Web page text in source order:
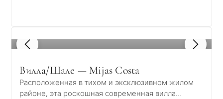
1 / 6
Вилла/Шале — Mijas Costa
Расположенная в тихом и эксклюзивном жилом
районе, эта роскошная современная вилла